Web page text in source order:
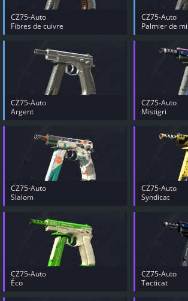
CZ75-Auto
Fibres de cuivre
CZ75-Auto
Palmier de
CZ75-Auto
Argent
CZ75-Auto
Mistigri
CZ75-Auto
Slalom
CZ75-Auto
Syndicat
CZ75-Auto
Éco
CZ75-Auto
Tacticat